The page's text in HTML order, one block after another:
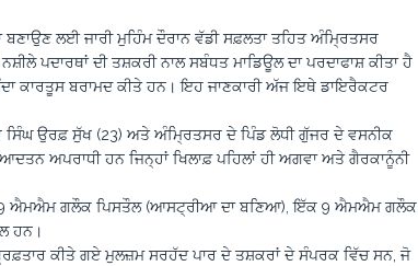
ਲਈ ਜਾਰੀ ਮੁਹਿੰਮ ਦੌਰਾਨ ਵੱਡੀ ਸਫ਼ਲਤਾ ਤਹਿਤ ਅੰਮ੍ਰਿਤਸਰ
ਪਦਾਰਥਾਂ ਦੀ ਤਸ਼ਕਰੀ ਨਾਲ ਸਬੰਧਤ ਮਾਡਿਊਲ ਦਾ ਪਰਦਾਫਾਸ਼ ਕੀਤਾ ਹੈ
ਕਾਰਤੂਸ ਬਰਾਮਦ ਕੀਤੇ ਹਨ। ਇਹ ਜਾਣਕਾਰੀ ਅੱਜ ਇਥੇ ਡਾਇਰੈਕਟਰ
ਉਰਫ਼ ਸੁੱਖ (23) ਅਤੇ ਅੰਮ੍ਰਿਤਸਰ ਦੇ ਪਿੰਡ ਲੋਧੀ ਗੁੱਜਰ ਦੇ ਵਸਨੀਕ
ਅਪਰਾਧੀ ਹਨ ਜਿਨ੍ਹਾਂ ਖਿਲਾਫ਼ ਪਹਿਲਾਂ ਹੀ ਅਗਵਾ ਅਤੇ ਗੈਰਕਾਨੂੰਨੀ
9 ਐਮਐਮ ਗਲੌਕ ਪਿਸਤੌਲ (ਆਸਟ੍ਰੀਆ ਦਾ ਬਣਿਆ), ਇੱਕ 9 ਐਮਐਮ ਗਲੌਕ
ਹਨ।
ਕੀਤੇ ਗਏ ਮੁਲਜ਼ਮ ਸਰਹੱਦ ਪਾਰ ਦੇ ਤਸ਼ਕਰਾਂ ਦੇ ਸੰਪਰਕ ਵਿੱਚ ਸਨ, ਜੋ